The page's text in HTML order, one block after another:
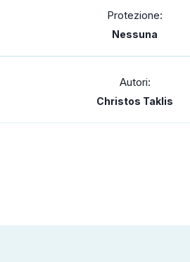
Protezione:
Nessuna
Autori:
Christos Taklis